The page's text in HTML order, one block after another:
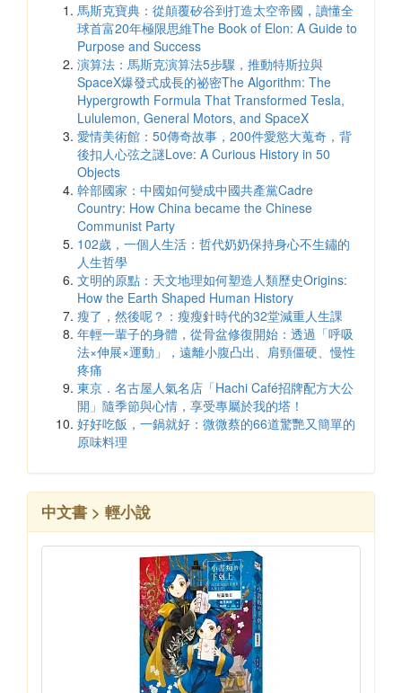
馬斯克寶典：從顛覆矽谷到打造太空帝國，讀懂全
球首富20年極限思維The Book of Elon: A Guide to
Purpose and Success
演算法：馬斯克演算法5步驟，推動特斯拉與
SpaceX爆發式成長的祕密The Algorithm: The
Hypergrowth Formula That Transformed Tesla,
Lululemon, General Motors, and SpaceX
愛情美術館：50傳奇故事，200件愛慾大蒐奇，背
後扣人心弦之謎Love: A Curious History in 50
Objects
幹部國家：中國如何變成中國共產黨Cadre
Country: How China became the Chinese
Communist Party
102歲，一個人生活：哲代奶奶保持身心不生鏽的
人生哲學
文明的原點：天文地理如何塑造人類歷史Origins:
How the Earth Shaped Human History
瘦了，然後呢？：瘦瘦針時代的32堂減重人生課
年輕一輩子的身體，從骨盆修復開始：透過「呼吸
法×伸展×運動」，遠離小腹凸出、肩頸僵硬、慢性
疼痛
東京．名古屋人氣名店「Hachi Café招牌配方大公
開」隨季節與心情，享受專屬於我的塔！
好好吃飯，一鍋就好：微微蔡的66道驚艷又簡單的
原味料理
中文書 > 輕小說